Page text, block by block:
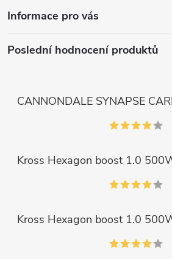
Informace pro vás
Poslední hodnocení produktů
CANNONDALE SYNAPSE
Kross Hexagon boost 1.0
Kross Hexagon boost 1.0